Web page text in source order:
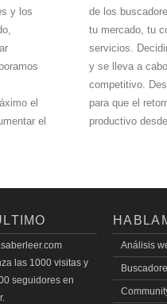
y los
el
el
de los
tu mercado, tu
servicios.
y se lleva a
competitivo.
para que el
productivo
las 1000 visitas y
seguidores en
Análisis